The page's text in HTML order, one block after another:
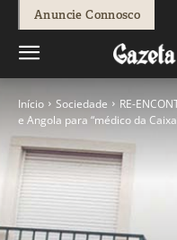
Anuncie Connosco
Início Sociedade RE-
e Angola para “médico da